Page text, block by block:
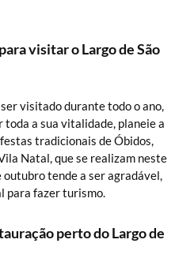
visitar o Largo de São
visitado durante todo o ano,
a sua vitalidade, planeie a
tradicionais de Óbidos,
Natal, que se realizam neste
tende a ser agradável,
para fazer turismo.
perto do Largo de